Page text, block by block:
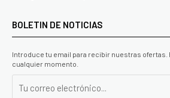
BOLETIN DE NOTICIAS
Introduce tu email para recibir nuestras ofertas.
cualquier momento.